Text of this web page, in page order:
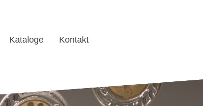
Kataloge Kontakt